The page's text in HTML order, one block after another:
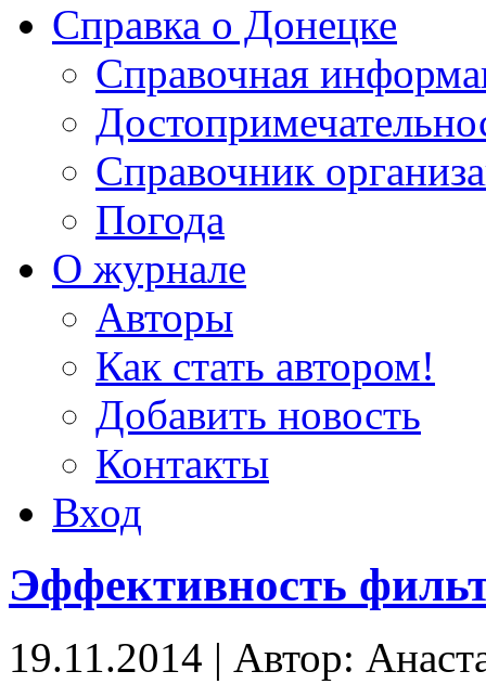
Справка о Донецке
Справочная
Справочник
Погода
О журнале
Авторы
Как стать автором!
Добавить новость
Контакты
Вход
Эффективность
19.11.2014 | Автор: